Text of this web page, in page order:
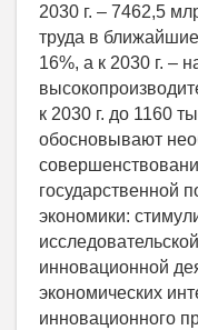
2030 г. – 7462,5
труда в
16%, а к 2030 г. –
к 2030 г. до 1160
обосновывают
государственной
экономики:
инновационной
экономических
инновационного